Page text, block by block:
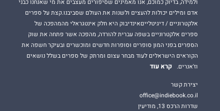
ולמידה, בדיוק כמוכם, אנו מאמינים שסיפורים מעצבים את מי שאנחנו כבני
אדם ומילים יכולות להעצים ולשנות את העולם שסביבנו.קצת על ספרים
אלקטרוניים / דיגיטלייםאינדיבוק היא חלק אינטגראלי מהמהפכה של
ספרים אלקטרוניים בשפה עברית להורדה, מהפכה אשר פתחה את שוק
הספרים בפני המון סופרים וסופרות חדשים ומוכשרים ובעיקר חשפה את
הקוראים הישראלים לעוד מבחר עצום ומרתק של ספרים בשלל נושאים
וז'אנרים.
קרא עוד
יצירת קשר
office@indiebook.co.il
שדרות הרכס 13, מודיעין